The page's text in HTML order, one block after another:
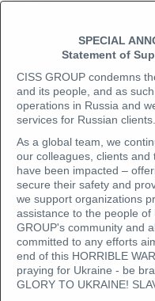
Особенность
TSP состоит в том,
суперфосфатом, а
транспортирование
соответствии с
суперфосфата может
верхних дыхательных
SPECIAL
Statement of
CISS GROUP condemns
and its people, and as
operations in Russia and
services for Russian clients.
As a global team, we
our colleagues, clients and
have been impacted –
secure their safety and
we support organizations
assistance to the people of
GROUP's community and
committed to any efforts
end of this HORRIBLE
praying for Ukraine - be
GLORY TO UKRAINE!